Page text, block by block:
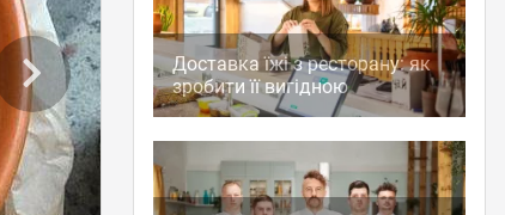
Доставка їжі з ресторану: як
зробити її вигідною